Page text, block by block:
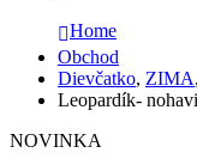
Home
Obchod
Dievčatko, ZIMA,
Leopardík-
NOVINKA